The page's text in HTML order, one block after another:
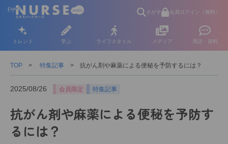
さがす 会員ログイン（無料）
トレンド 学ぶ ライフスタイル メディア 用語・資料
TOP 特集記事 抗がん剤や麻薬による便秘を予防するには？
2025/08/26 会員限定 特集記事
抗がん剤や麻薬による便秘を予防す
るには？